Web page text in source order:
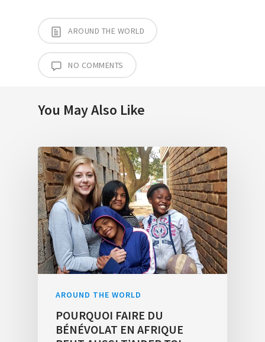
AROUND THE WORLD
NO COMMENTS
You May Also Like
AROUND THE WORLD
POURQUOI FAIRE DU
BÉNÉVOLAT EN AFRIQUE